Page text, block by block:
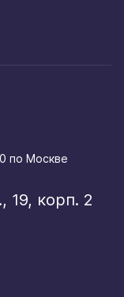
по Москве
19, корп. 2